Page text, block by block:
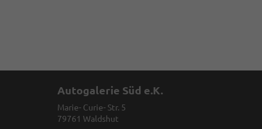
Autogalerie Süd e.K.
Marie- Curie- Str. 5
79761 Waldshut